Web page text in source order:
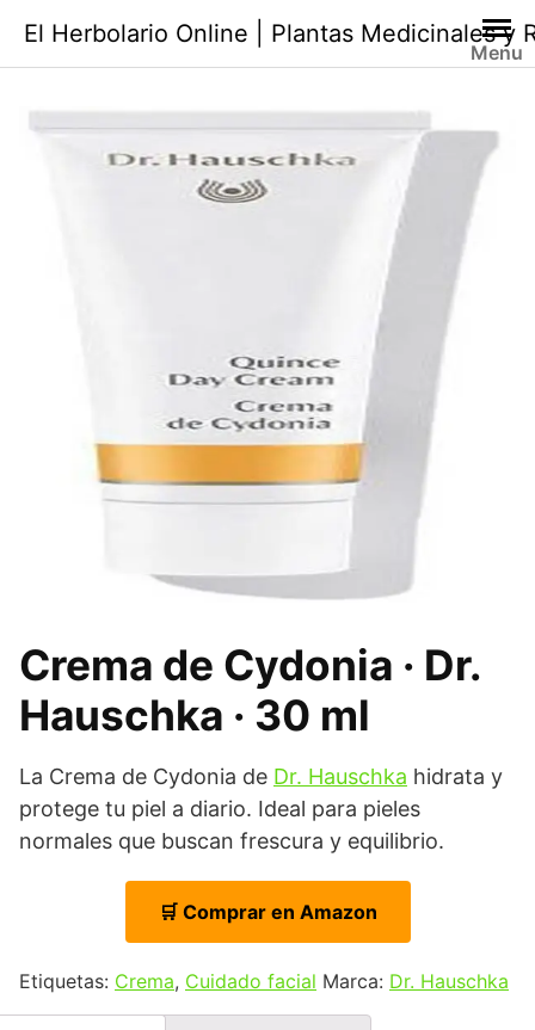
contenido
El Herbolario Online | Plantas Medicinales y
Menu
Crema de Cydonia · Dr.
Hauschka · 30 ml
La Crema de Cydonia de Dr. Hauschka hidrata y
protege tu piel a diario. Ideal para pieles
normales que buscan frescura y equilibrio.
🛒 Comprar en Amazon
Etiquetas: Crema, Cuidado facial Marca: Dr. Hauschka